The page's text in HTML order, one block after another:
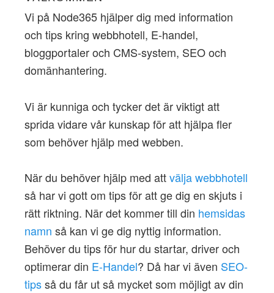
Vi på Node365 hjälper dig med information
och tips kring webbhotell, E-handel,
bloggportaler och CMS-system, SEO och
domänhantering.
Vi är kunniga och tycker det är viktigt att
sprida vidare vår kunskap för att hjälpa fler
som behöver hjälp med webben.
När du behöver hjälp med attvälja webbhotell
så har vi gott om tips för att ge dig en skjuts i
rätt riktning. När det kommer till din hemsidas
namn så kan vi ge dig nyttig information.
Behöver du tips för hur du startar, driver och
optimerar din E-Handel? Då har vi även SEO-
tipsså du får ut så mycket som möjligt av din